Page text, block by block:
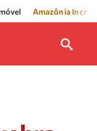
Amazônia